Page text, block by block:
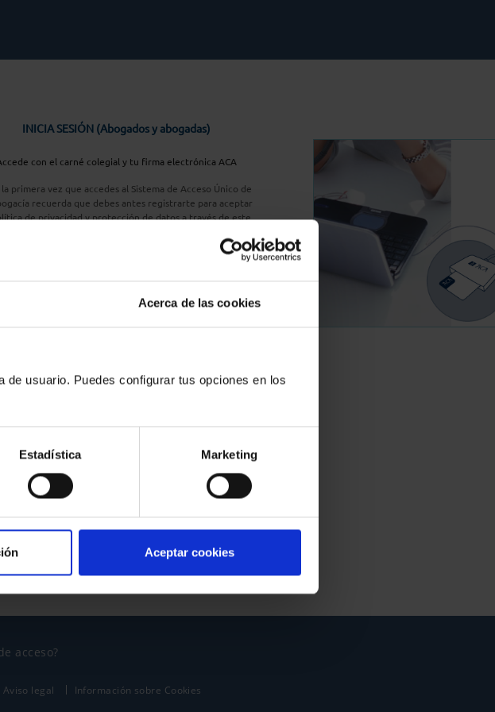
Acerca de las cookies
usuario. Puedes configurar tus opciones en los
Estadística Marketing
Aceptar cookies
INICIA SESIÓN (Abogados y abogadas)
con el carné colegial y tu firma electrónica ACA
la primera vez que accedes al Sistema de Acceso Único de
recuerda que debes antes registrarte para aceptar
de privacidad y protección de datos a través de este
Entrar con ACA Plus
acceso?
Aviso legal Información sobre Cookies